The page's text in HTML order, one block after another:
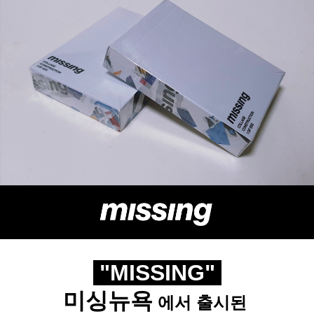
"MISSING"
미싱뉴욕 에서 출시된